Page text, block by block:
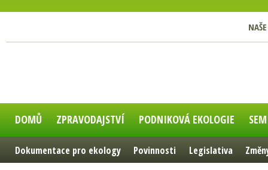
DOMŮ ZPRAVODAJSTVÍ PODNIKOVÁ EKOLOGIE
Dokumentace pro ekology Povinnosti Legislativa